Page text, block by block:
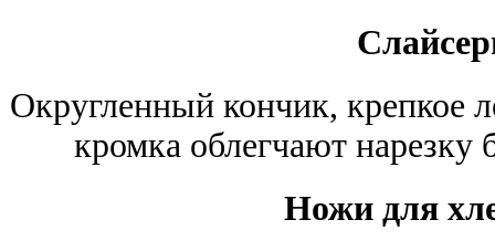
Округленный кончик, крепкое
кромка облегчают
Ножи для